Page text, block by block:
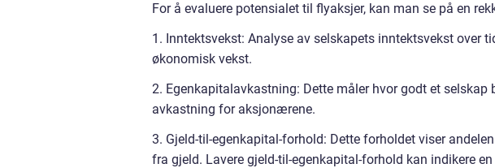
For å evaluere potensialet til flyaksjer, kan man se på en
1. Inntektsvekst: Analyse av selskapets inntektsvekst over
økonomisk vekst.
2. Egenkapitalavkastning: Dette måler hvor godt et selskap
avkastning for aksjonærene.
3. Gjeld-til-egenkapital-forhold: Dette forholdet viser
fra gjeld. Lavere gjeld-til-egenkapital-forhold kan indikere